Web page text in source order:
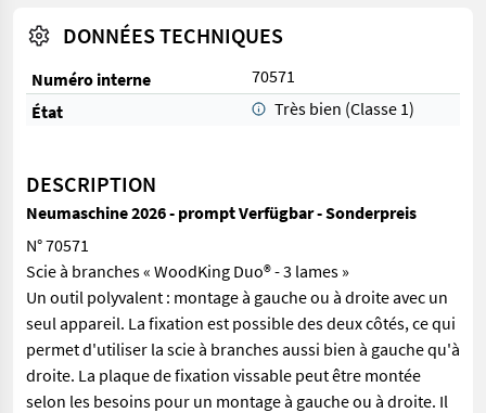
DONNÉES TECHNIQUES
Numéro interne
70571
État
Très bien (Classe 1)
DESCRIPTION
Neumaschine 2026 - prompt Verfügbar - Sonderpreis
N° 70571
Scie à branches « WoodKing Duo® - 3 lames »
Un outil polyvalent : montage à gauche ou à droite avec un
seul appareil. La fixation est possible des deux côtés, ce qui
permet d'utiliser la scie à branches aussi bien à gauche qu'à
droite. La plaque de fixation vissable peut être montée
selon les besoins pour un montage à gauche ou à droite. Il